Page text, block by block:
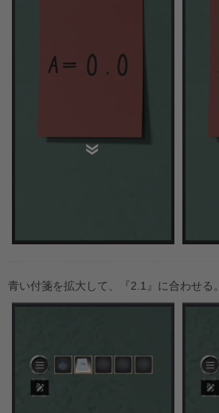
青い付箋を拡大して、『2.1』に合わせる。